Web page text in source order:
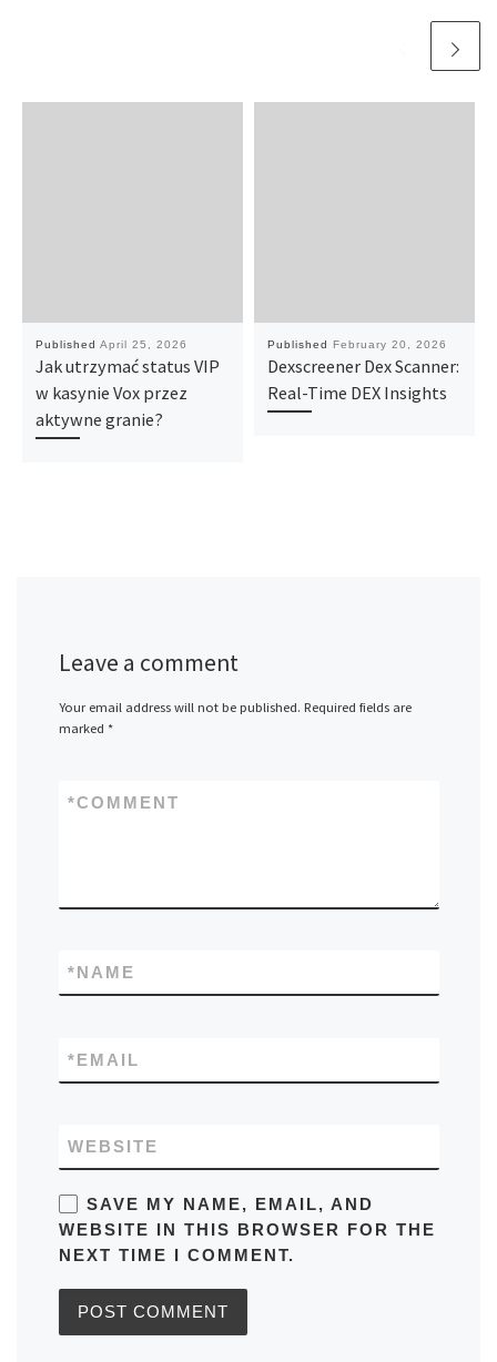
Published April 25, 2026
Jak utrzymać status VIP
w kasynie Vox przez
aktywne granie?
Published February 20, 2026
Dexscreener Dex Scanner:
Real-Time DEX Insights
Leave a comment
Your email address will not be published. Required fields are
marked *
COMMENT
*
NAME
*
EMAIL
*
WEBSITE
SAVE MY NAME, EMAIL, AND
WEBSITE IN THIS BROWSER FOR THE
NEXT TIME I COMMENT.